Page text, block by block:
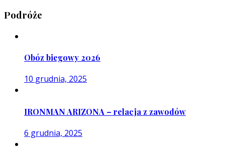
Podróże
Obóz biegowy 2026
10 grudnia, 2025
IRONMAN ARIZONA – relacja z zawodów
6 grudnia, 2025